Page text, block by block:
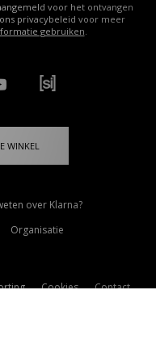
voor het ontvangen
privacybeleid voor meer
gebruiken.
WINKEL
over Klarna?
Organisatie
Cookies
Contact